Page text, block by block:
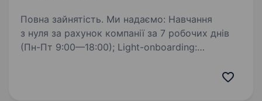
Повна зайнятість. Ми надаємо: Навчання
з нуля за рахунок компанії за 7 робочих днів
(Пн-Пт 9:00—18:00); Light-onboarding: